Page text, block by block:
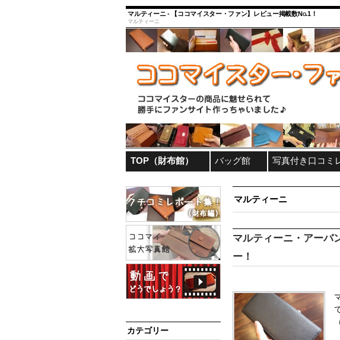
マルティーニ - 【ココマイスター・ファン】レビュー掲載数No.1！
マルティーニ
TOP（財布館） バッグ館 写真付き口コミ
マルティーニ
マルティーニ・アーバ
ー！
カテゴリー